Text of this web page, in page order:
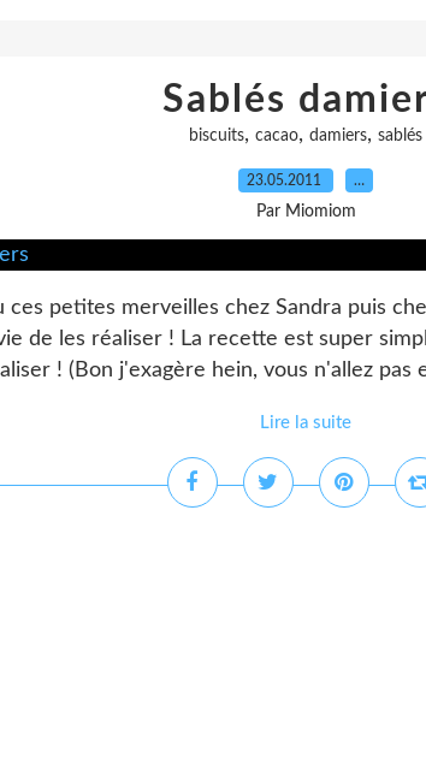
Sablés
biscuits, cacao, damiers, sablés
23.05.2011 …
Par Miomiom
ces petites merveilles chez Sandra puis
de les réaliser ! La recette est super
! (Bon j'exagère hein, vous n'allez pas
Lire la suite